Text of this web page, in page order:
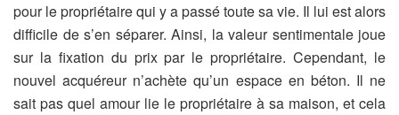
pour le propriétaire qui y a passé toute sa vie. Il lui est alors
difficile de s’en séparer. Ainsi, la valeur sentimentale joue
sur la fixation du prix par le propriétaire. Cependant, le
nouvel acquéreur n’achète qu’un espace en béton. Il ne
sait pas quel amour lie le propriétaire à sa maison, et cela